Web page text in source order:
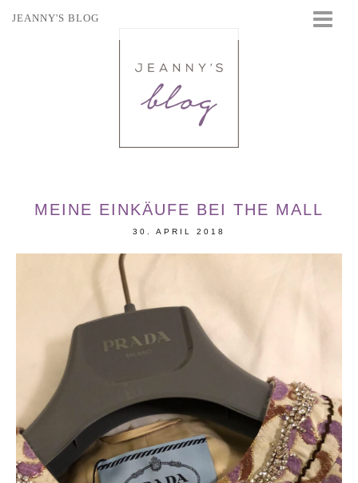
JEANNY'S BLOG
MEINE EINKÄUFE BEI THE MALL
30. APRIL 2018